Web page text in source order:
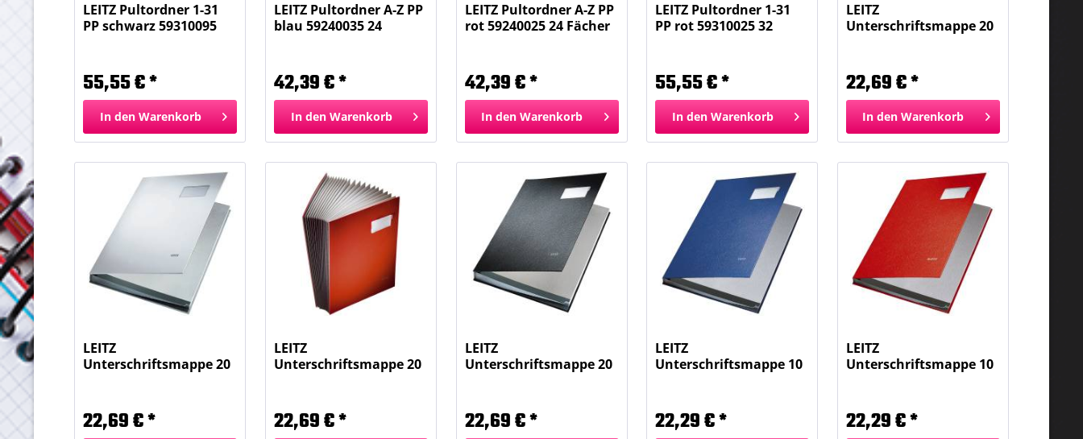
LEITZ Pultordner 1-31
PP schwarz 59310095
55,55 € *
In den Warenkorb
LEITZ Pultordner A-Z PP
blau 59240035 24
42,39 € *
In den Warenkorb
LEITZ Pultordner A-Z PP
rot 59240025 24 Fächer
42,39 € *
In den Warenkorb
LEITZ Pultordner 1-31
PP rot 59310025 32
55,55 € *
In den Warenkorb
LEITZ
Unterschriftsmappe 20
22,69 € *
In den Warenkorb
LEITZ
Unterschriftsmappe 20
22,69 € *
LEITZ
Unterschriftsmappe 20
22,69 € *
LEITZ
Unterschriftsmappe 20
22,69 € *
LEITZ
Unterschriftsmappe 10
22,29 € *
LEITZ
Unterschriftsmappe 10
22,29 € *